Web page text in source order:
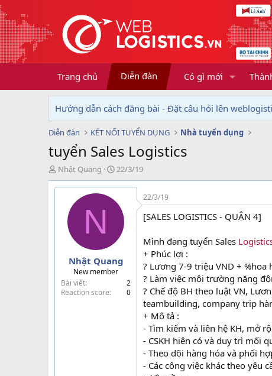
Trang chủ Diễn đàn Có gì mới
Hướng dẫn cách đăng bài - Đặt câu hỏi lên
Diễn đàn KẾT NỐI TUYỂN DỤNG Nhà tuyển dụng
tuyển Sales Logistics
T
h
r
Nhật Quang
N
g
à
y
g
22/3/19
N
Nhật Quang
New member
Bài viết
2
Reaction score
0
22/3/19
[SALES LOGISTICS - QUẬN 4]
Mình đang tuyển Sales
+ Phúc lợi :
? Lương 7-9 triệu VND +
? Làm việc môi trường năng
? Chế độ BH theo luật VN,
teambuilding, company trip
+ Mô tả :
- Tìm kiếm và liên hệ KH, mở
- CSKH hiện có và duy trì mối
- Theo dõi hàng hóa và phối
- Các công việc khác theo yêu